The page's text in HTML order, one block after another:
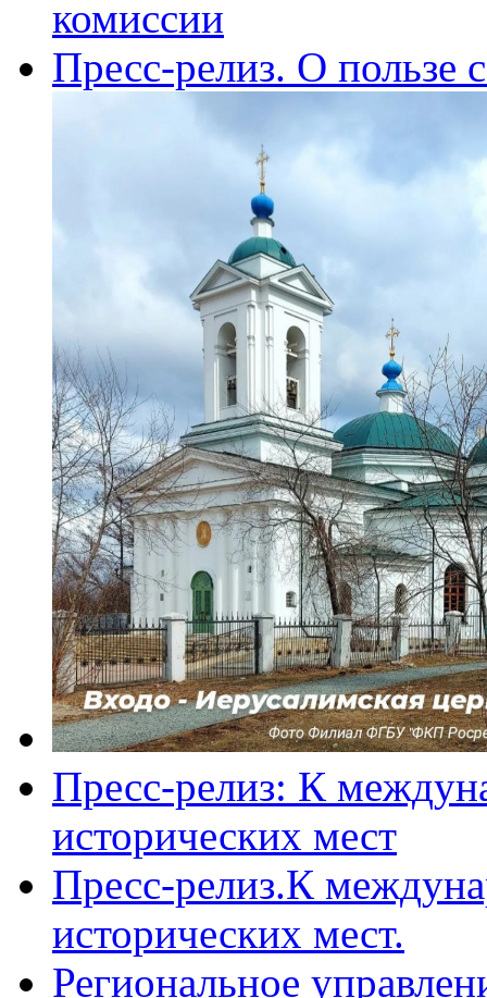
комиссии
Пресс-релиз. О пользе
Пресс-релиз: К
исторических мест
Пресс-релиз.К
исторических мест.
Региональное